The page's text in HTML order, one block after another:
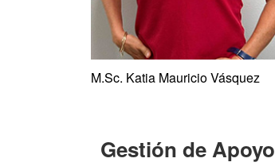
M.Sc. Katia Mauricio Vásquez
Gestión de Apoyo